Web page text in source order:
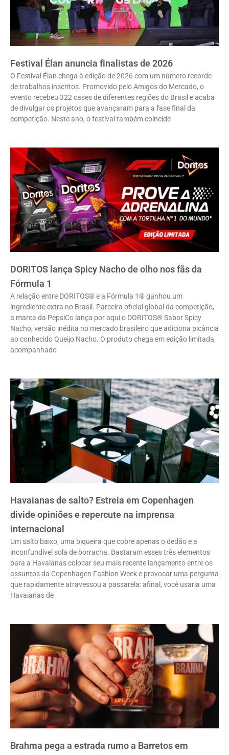
Festival Élan anuncia finalistas de 2026
O Festival Élan chega à edição de 2026 com um número recorde
de trabalhos inscritos. Promovido pelo Amigos do Mercado, o
evento recebeu 322 cases de diferentes regiões do Brasil e acaba
de divulgar os projetos que avançaram para a fase final da
competição. Neste ano, o festival também coincide
DORITOS lança Spicy Nacho de olho nos fãs da
Fórmula 1
A relação entre DORITOS® e a Fórmula 1® ganhou um
ingrediente extra no Brasil. Parceira oficial global da competição,
a marca da PepsiCo lança por aqui o DORITOS® Sabor Spicy
Nacho, versão inédita no mercado brasileiro que adiciona picância
ao conhecido Queijo Nacho. O produto chega em edição limitada,
acompanhado
Havaianas de salto? Estreia em Copenhagen
divide opiniões e repercute na imprensa
internacional
Um salto baixo, uma biqueira que cobre apenas o dedão e a
inconfundível sola de borracha. Bastaram esses três elementos
para a Havaianas colocar seu mais recente lançamento entre os
assuntos da Copenhagen Fashion Week e provocar uma pergunta
que rapidamente atravessou a passarela: afinal, você usaria uma
Havaianas de
Brahma pega a estrada rumo a Barretos em